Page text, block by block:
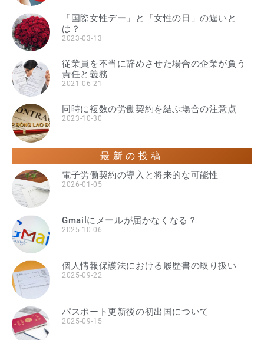
「国際女性デー」と「女性の日」の違いと
は？
2023-03-13
従業員を不当に辞めさせた場合の企業が負う
責任と義務
2021-06-21
同時に複数の労働契約を結ぶ場合の注意点
2023-10-30
最新の投稿
電子労働契約の導入と将来的な可能性
2026-01-05
Gmailにメールが届かなくなる？
2025-10-06
個人情報保護法における履歴書の取り扱い
2025-09-22
パスポート更新後の初出国について
2025-09-15